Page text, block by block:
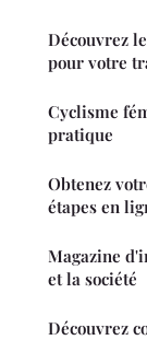
Découvrez
pour votre
Cyclisme
pratique
Obtenez
étapes en
Magazine
et la société
Découvrez